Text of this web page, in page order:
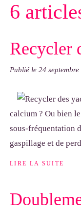
exemple : "Bonnet
6
Recycler
Publié le 24 septembre
calcium ? Ou bien
sous-fréquentation
gaspillage et de
LIRE LA SUITE